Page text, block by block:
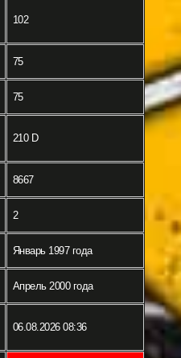
102
75
75
210 D
8667
2
Январь 1997 года
Апрель 2000 года
06.08.2026 08:36